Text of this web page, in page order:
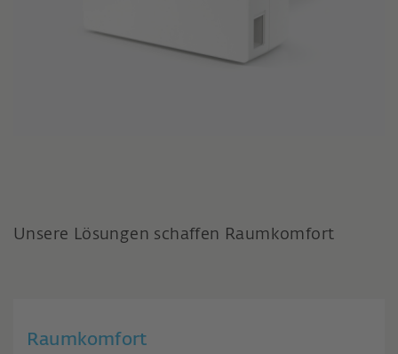
Unsere Lösungen schaffen Raumkomfort
Raumkomfort